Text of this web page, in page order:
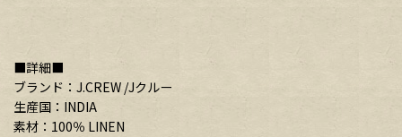
■詳細■
ブランド：J.CREW /Jクルー
生産国：INDIA
素材：100％ LINEN